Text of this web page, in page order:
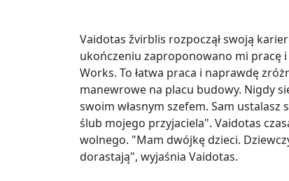
Vaidotas žvirblis rozpoczął swoją
ukończeniu zaproponowano mi pracę i
Works. To łatwa praca i naprawdę
manewrowe na placu budowy. Nigdy
swoim własnym szefem. Sam
ślub mojego przyjaciela". Vaidotas
wolnego. "Mam dwójkę dzieci.
dorastają", wyjaśnia Vaidotas.